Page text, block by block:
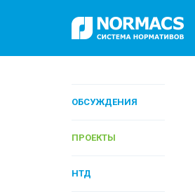
ОБСУЖДЕНИЯ
ПРОЕКТЫ
НТД